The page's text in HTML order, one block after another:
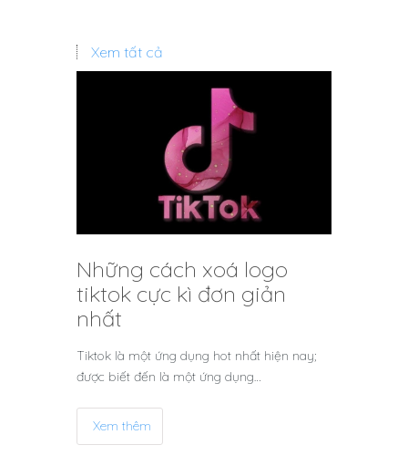
Xem tất cả
Những cách xoá logo
tiktok cực kì đơn giản
nhất
Tiktok là một ứng dụng hot nhất hiện nay;
được biết đến là một ứng dụng…
Xem thêm